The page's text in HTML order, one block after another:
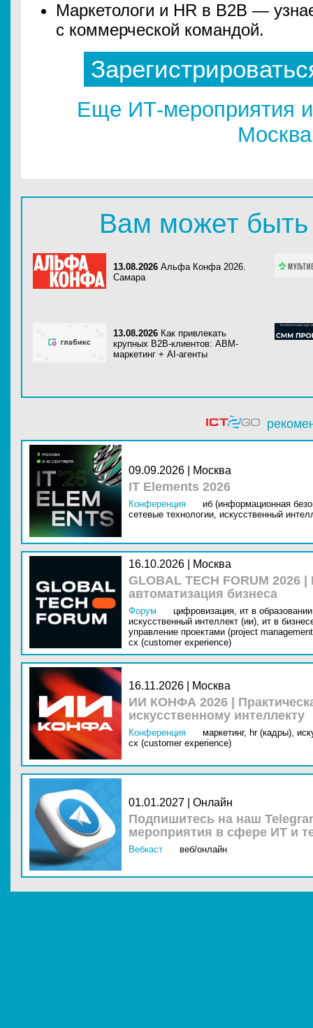
Маркетологи и HR в B2B —
с коммерческой командой.
Еще ИТ-мероприятия
Москва
Вам может быть
13.08.2026 Альфа Конфа 2026.
Самара
13.08.2026 Как привлекать
крупных B2B-клиентов: ABM-
маркетинг + AI-агенты
09.09.2026 | Москва
IT Elements 2026
Конференция
иб (информационная
сетевые технологии, искусственный
16.10.2026 | Москва
GLOBAL TECH FORUM
автоматизация бизнеса
Форум цифровизация, ит в
искусственный интеллект (ии), ит в
управление проектами (project
cx (customer experience)
16.11.2026 | Москва
ИИ КОНФА 2026 |
искусственному интеллекту
Конференция маркетинг, hr (кадры),
cx (customer experience)
01.01.2027 | Онлайн
Подпишитесь на наш
мероприятия в сфере ИТ и
Вебкаст веб/онлайн